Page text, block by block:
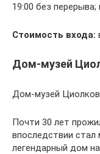
19:00 без перерыва;
Стоимость входа:
Дом-музей
Дом-музей
Почти 30 лет
впоследствии стал
легендарный дом